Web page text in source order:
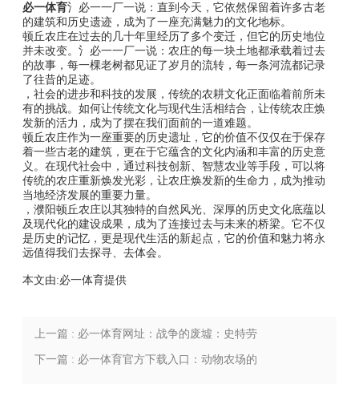
必一体育氵必一一厂一说：直到今天，它依然保留着许多古老
的建筑和历史遗迹，成为了一座充满魅力的文化地标。
顿丘农庄在过去的几十年里经历了多个变迁，但它的历史地位
并未改变。氵必一一厂一说：农庄的每一块土地都承载着过去
的故事，每一棵老树都见证了岁月的流转，每一条河流都记录
了往昔的足迹。
，社会的进步和科技的发展，传统的农耕文化正面临着前所未
有的挑战。如何让传统文化与现代生活相结合，让传统农庄焕
发新的活力，成为了摆在我们面前的一道难题。
顿丘农庄作为一座重要的历史遗址，它的价值不仅仅在于保存
着一些古老的建筑，更在于它蕴含的文化内涵和丰富的历史意
义。在现代社会中，通过科技创新、智慧农业等手段，可以将
传统的农庄重新焕发光彩，让农庄焕发新的生命力，成为推动
当地经济发展的重要力量。
，濮阳顿丘农庄以其独特的自然风光、深厚的历史文化底蕴以
及现代化的建设成果，成为了连接过去与未来的桥梁。它不仅
是历史的记忆，更是现代生活的新起点，它的价值和魅力将永
远值得我们去探寻、去体会。
本文由:必一体育提供
上一篇 : 必一体育网址：战争的废墟：史特劳
斯加农庄的历史与现在
下一篇 : 必一体育官方下载入口：动物农场的